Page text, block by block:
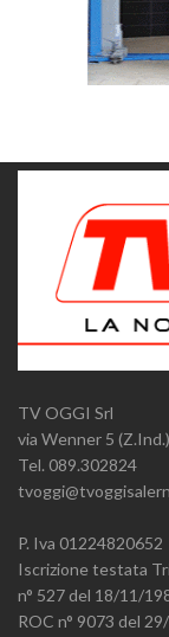
TV OGGI Srl
via Wenner 5
Tel. 089.302824
P. Iva 01224820652
Iscrizione testata
n° 527 del 18/11/
ROC n° 9073 del